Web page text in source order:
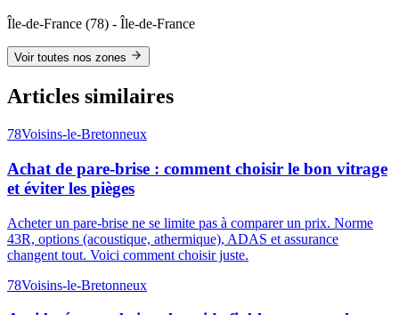
Île-de-France (78) - Île-de-France
Voir toutes nos zones
Articles similaires
78Voisins-le-Bretonneux
Achat de pare-brise : comment choisir le bon vitrage
et éviter les pièges
Acheter un pare-brise ne se limite pas à comparer un prix. Norme
43R, options (acoustique, athermique), ADAS et assurance
changent tout. Voici comment choisir juste.
78Voisins-le-Bretonneux